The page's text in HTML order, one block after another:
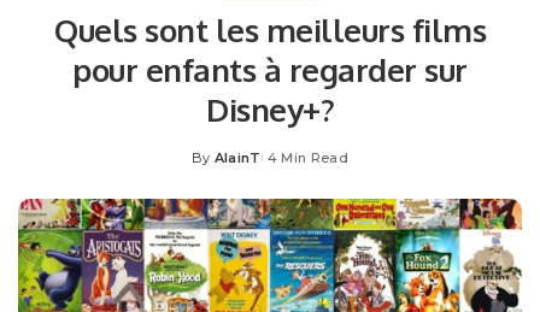
Quels sont les meilleurs films
pour enfants à regarder sur
Disney+?
Posted
By AlainT 4 Min Read